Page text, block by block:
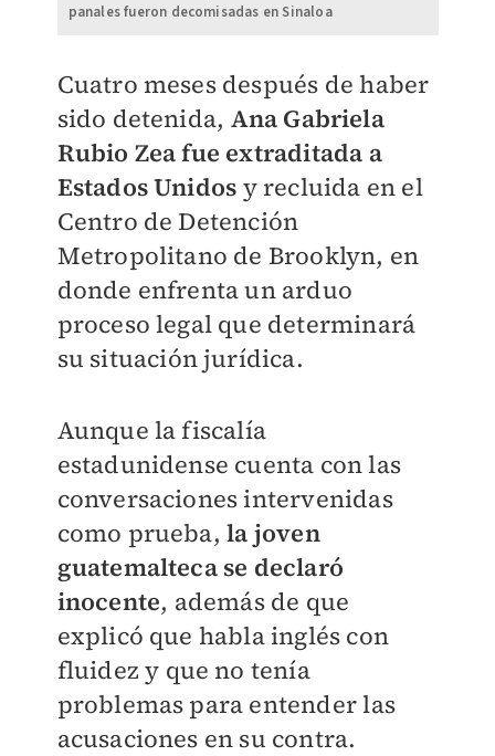
panales fueron decomisadas en Sinaloa
Cuatro meses después de haber
sido detenida, Ana Gabriela
Rubio Zea fue extraditada a
Estados Unidos y recluida en el
Centro de Detención
Metropolitano de Brooklyn, en
donde enfrenta un arduo
proceso legal que determinará
su situación jurídica.
Aunque la fiscalía
estadunidense cuenta con las
conversaciones intervenidas
como prueba,la joven
guatemalteca se declaró
inocente, además de que
explicó que habla inglés con
fluidez y que no tenía
problemas para entender las
acusaciones en su contra.